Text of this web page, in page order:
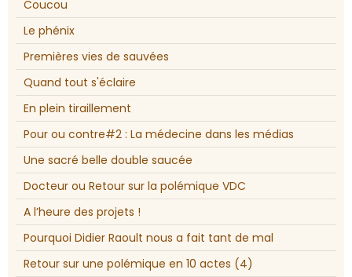
Coucou
Le phénix
Premières vies de sauvées
Quand tout s'éclaire
En plein tiraillement
Pour ou contre#2 : La médecine dans les médias
Une sacré belle double saucée
Docteur ou Retour sur la polémique VDC
A l’heure des projets !
Pourquoi Didier Raoult nous a fait tant de mal
Retour sur une polémique en 10 actes (4)